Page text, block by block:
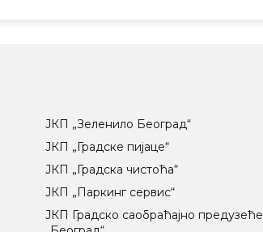
ЈКП „Зеленило Београд“
ЈКП „Градске пијаце“
ЈКП „Градска чистоћа“
ЈКП „Паркинг сервис“
ЈКП Градско саобраћајно предузеће